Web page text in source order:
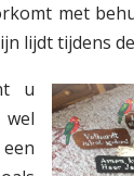
met
lijdt tijdens
u